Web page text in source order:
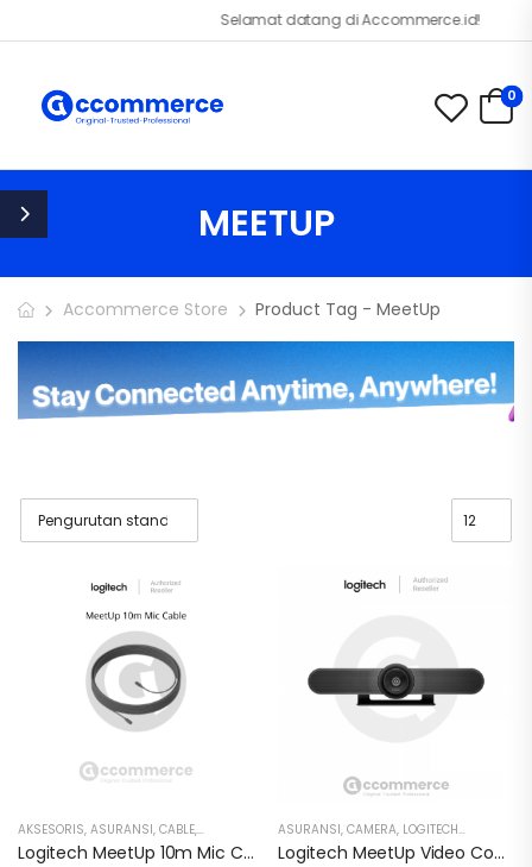
Selamat datang di Accommerce.id!
0
MEETUP
Accommerce Store Product Tag - MeetUp
AKSESORIS, ASURANSI, CABLE, LOGITECH
Logitech MeetUp 10m Mic Cable
ASURANSI, CAMERA, LOGITECH,
Logitech MeetUp Video Conference Camera